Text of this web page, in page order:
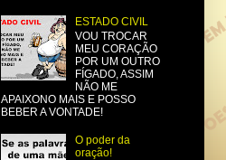
ESTADO CIVIL
VOU TROCAR
MEU CORAÇÃO
POR UM OUTRO
FÍGADO, ASSIM
NÃO ME
APAIXONO MAIS E POSSO
BEBER A VONTADE!
O poder da
oração!